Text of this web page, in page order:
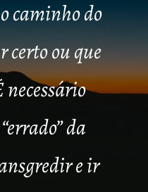
caminho do
certo ou que
necessário
da
e ir